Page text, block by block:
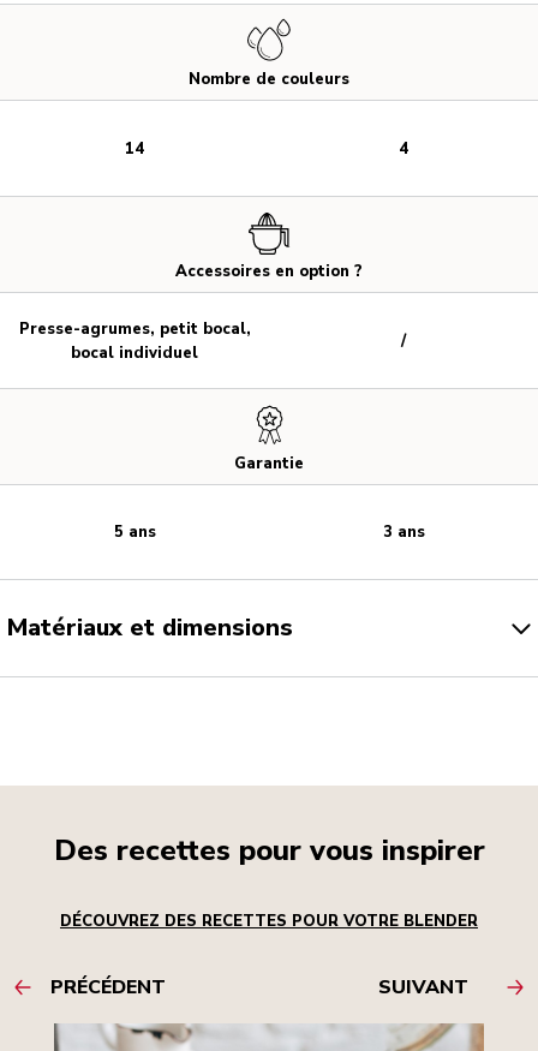
Nombre de couleurs
Accessoires en option ?
Garantie
14
Presse-agrumes, petit bocal,
bocal individuel
5 ans
4
/
3 ans
Matériaux et dimensions
Des recettes pour vous inspirer
DÉCOUVREZ DES RECETTES POUR VOTRE BLENDER
PRÉCÉDENT SUIVANT